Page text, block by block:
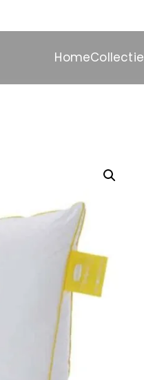
HomeCollectie